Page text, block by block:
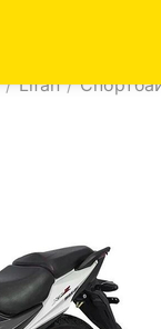
/ Lifan /